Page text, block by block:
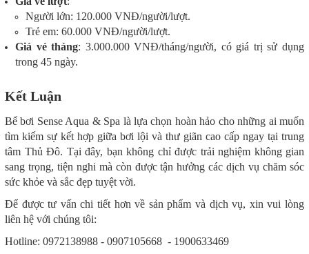
Người lớn: 120.000 VNĐ/người/lượt.
Trẻ em: 60.000 VNĐ/người/lượt.
Giá vé tháng: 3.000.000 VNĐ/tháng/người, có giá trị sử dụng
trong 45 ngày.
Kết Luận
Bể bơi Sense Aqua & Spa là lựa chọn hoàn hảo cho những ai muốn
tìm kiếm sự kết hợp giữa bơi lội và thư giãn cao cấp ngay tại trung
tâm Thủ Đô. Tại đây, bạn không chỉ được trải nghiệm không gian
sang trọng, tiện nghi mà còn được tận hưởng các dịch vụ chăm sóc
sức khỏe và sắc đẹp tuyệt vời.
Để được tư vấn chi tiết hơn về sản phẩm và dịch vụ, xin vui lòng
liên hệ với chúng tôi:
Hotline: 0972138988 - 0907105668 - 1900633469